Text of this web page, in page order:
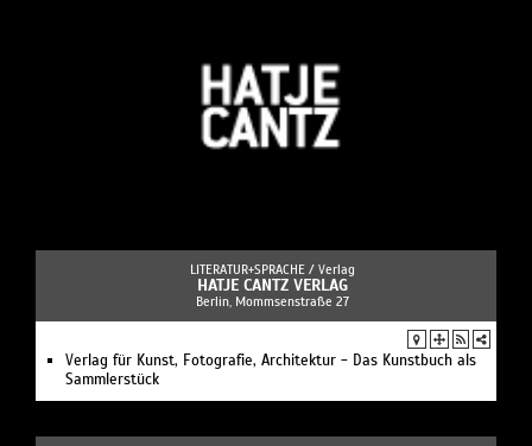
LITERATUR+SPRACHE / Verlag
HATJE CANTZ VERLAG
Berlin, Mommsenstraße 27
Verlag für Kunst, Fotografie, Architektur - Das Kunstbuch als
Sammlerstück